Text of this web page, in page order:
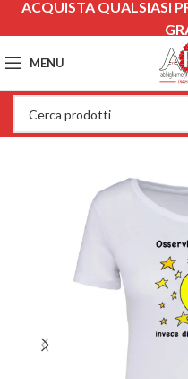
MENU
ACQUISTA QUALSIASI